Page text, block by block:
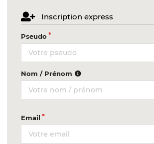
Inscription express
Pseudo
Nom / Prénom
Email